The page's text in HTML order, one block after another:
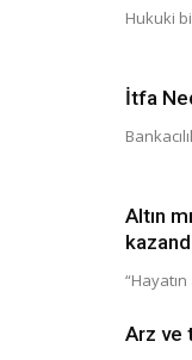
Hukuki
İtfa
Altın
Arz ve